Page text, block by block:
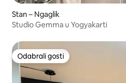
Stan – Ngaglik
Studio Gemma u Yogyakarti
Odabrali gosti
Odabrali gosti